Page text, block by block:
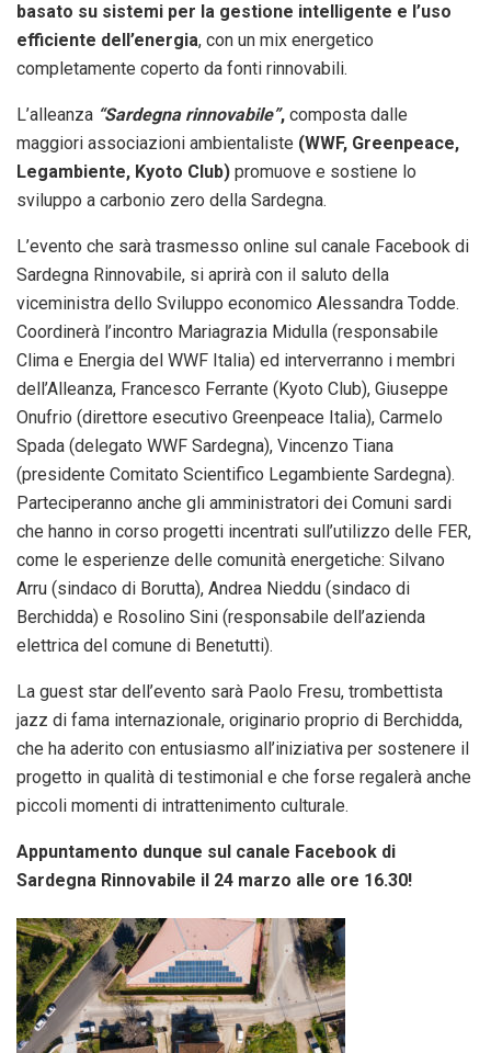
basato su sistemi per la gestione intelligente e l’uso
efficiente dell’energia, con un mix energetico
completamente coperto da fonti rinnovabili.
L’alleanza “Sardegna rinnovabile”, composta dalle
maggiori associazioni ambientaliste (WWF, Greenpeace,
Legambiente, Kyoto Club) promuove e sostiene lo
sviluppo a carbonio zero della Sardegna.
L’evento che sarà trasmesso online sul canale Facebook di
Sardegna Rinnovabile, si aprirà con il saluto della
viceministra dello Sviluppo economico Alessandra Todde.
Coordinerà l’incontro Mariagrazia Midulla (responsabile
Clima e Energia del WWF Italia) ed interverranno i membri
dell’Alleanza, Francesco Ferrante (Kyoto Club), Giuseppe
Onufrio (direttore esecutivo Greenpeace Italia), Carmelo
Spada (delegato WWF Sardegna), Vincenzo Tiana
(presidente Comitato Scientifico Legambiente Sardegna).
Parteciperanno anche gli amministratori dei Comuni sardi
che hanno in corso progetti incentrati sull’utilizzo delle FER,
come le esperienze delle comunità energetiche: Silvano
Arru (sindaco di Borutta), Andrea Nieddu (sindaco di
Berchidda) e Rosolino Sini (responsabile dell’azienda
elettrica del comune di Benetutti).
La guest star dell’evento sarà Paolo Fresu, trombettista
jazz di fama internazionale, originario proprio di Berchidda,
che ha aderito con entusiasmo all’iniziativa per sostenere il
progetto in qualità di testimonial e che forse regalerà anche
piccoli momenti di intrattenimento culturale.
Appuntamento dunque sul canale Facebook di
Sardegna Rinnovabile il 24 marzo alle ore 16.30!